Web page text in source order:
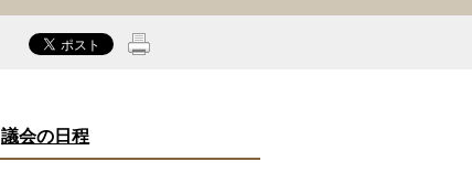
議会の日程